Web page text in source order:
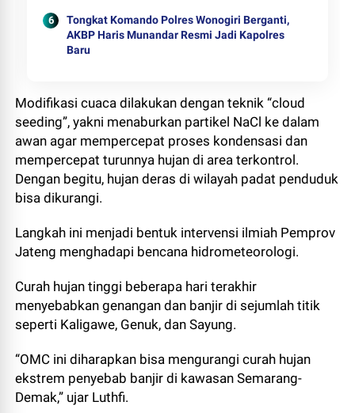
Tongkat Komando Polres Wonogiri Berganti,
AKBP Haris Munandar Resmi Jadi Kapolres
Baru
Modifikasi cuaca dilakukan dengan teknik “cloud
seeding”, yakni menaburkan partikel NaCl ke dalam
awan agar mempercepat proses kondensasi dan
mempercepat turunnya hujan di area terkontrol.
Dengan begitu, hujan deras di wilayah padat penduduk
bisa dikurangi.
Langkah ini menjadi bentuk intervensi ilmiah Pemprov
Jateng menghadapi bencana hidrometeorologi.
Curah hujan tinggi beberapa hari terakhir
menyebabkan genangan dan banjir di sejumlah titik
seperti Kaligawe, Genuk, dan Sayung.
“OMC ini diharapkan bisa mengurangi curah hujan
ekstrem penyebab banjir di kawasan Semarang-
Demak,” ujar Luthfi.